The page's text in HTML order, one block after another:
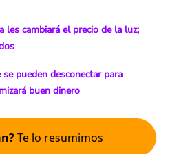
les cambiará el precio de la luz;
pueden desconectar para
buen dinero
Te lo resumimos